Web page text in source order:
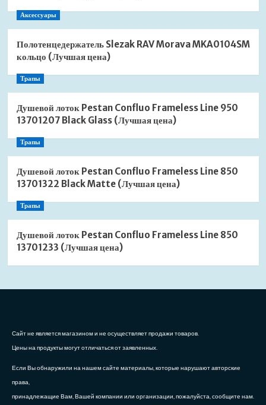
Аксессуары
Полотенцедержатель Slezak RAV Morava MKA0104SM
кольцо (Лучшая цена)
Трапы
Душевой лоток Pestan Confluo Frameless Line 950
13701207 Black Glass (Лучшая цена)
Трапы
Душевой лоток Pestan Confluo Frameless Line 850
13701322 Black Matte (Лучшая цена)
Трапы
Душевой лоток Pestan Confluo Frameless Line 850
13701233 (Лучшая цена)
Сайт не является магазином и не осуществляет продажи товаров.
Цены на продукты могут отличаться от заявленных.
Если Вы обнаружили на нашем сайте материалы, которые нарушают авторские
права,
принадлежащие Вам, Вашей компании или организации, пожалуйста, сообщите нам.